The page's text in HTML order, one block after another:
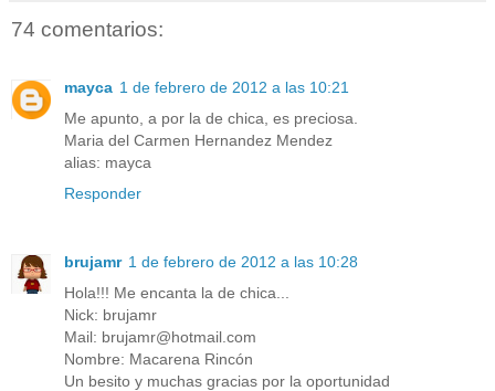
74 comentarios:
mayca 1 de febrero de 2012 a las 10:21
Me apunto, a por la de chica, es preciosa.
Maria del Carmen Hernandez Mendez
alias: mayca
Responder
brujamr 1 de febrero de 2012 a las 10:28
Hola!!! Me encanta la de chica...
Nick: brujamr
Mail: brujamr@hotmail.com
Nombre: Macarena Rincón
Un besito y muchas gracias por la oportunidad